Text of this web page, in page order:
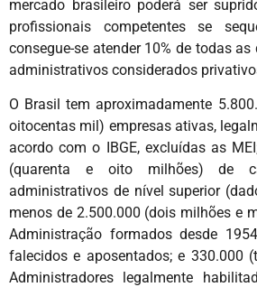
mercado brasileiro poderá ser
profissionais competentes se
consegue-se atender 10% de todas
administrativos considerados
O Brasil tem aproximadamente
oitocentas mil) empresas ativas,
acordo com o IBGE, excluídas as
(quarenta e oito milhões) de
administrativos de nível superior
menos de 2.500.000 (dois milhões e
Administração formados desde
falecidos e aposentados; e 330.000
Administradores legalmente